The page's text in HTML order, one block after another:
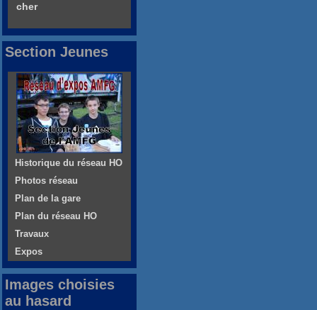
cher
Section Jeunes
Historique du réseau HO
Photos réseau
Plan de la gare
Plan du réseau HO
Travaux
Expos
Images choisies
au hasard